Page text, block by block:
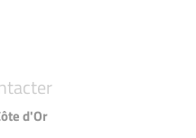
d'Or